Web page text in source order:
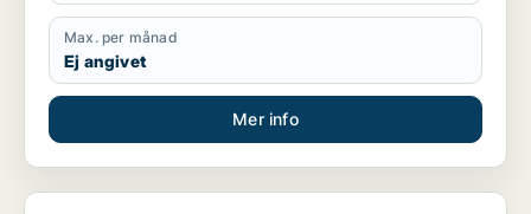
Max. per månad
Ej angivet
Mer info